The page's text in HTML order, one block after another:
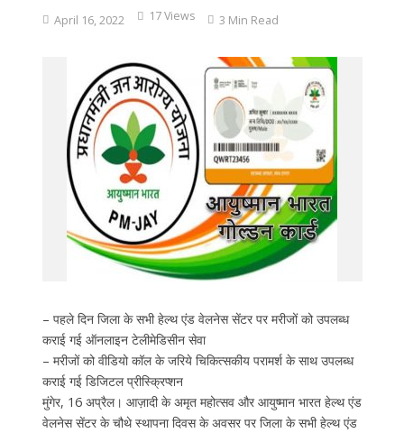
April 16, 2022 17 Views 3 Min Read
– पहले दिन जिला के सभी हेल्थ एंड वेलनेस सेंटर पर मरीजों को उपलब्ध
कराई गई ऑनलाइन टेलीमेडिसीन सेवा
– मरीजों को वीडियो कॉल के जरिये चिकित्सकीय परामर्श के साथ उपलब्ध
कराई गई डिजिटल प्रीस्क्रिप्शन
मुंगेर, 16 अप्रैल। आज़ादी के अमृत महोत्सव और आयुष्मान भारत हेल्थ एंड
वेलनेस सेंटर के चौथे स्थापना दिवस के अवसर पर जिला के सभी हेल्थ एंड